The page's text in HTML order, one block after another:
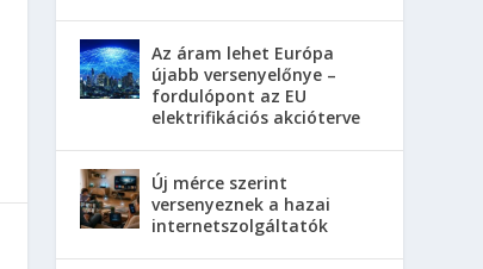
Az áram lehet Európa
újabb versenyelőnye –
fordulópont az EU
elektrifikációs akcióterve
Új mérce szerint
versenyeznek a hazai
internetszolgáltatók